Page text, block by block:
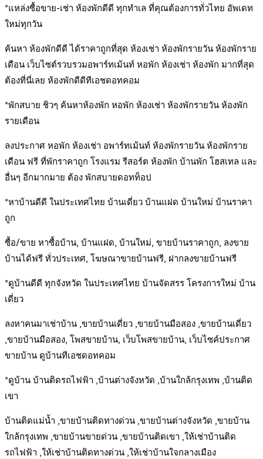
*แหล่งซื้อขาย-เช่า ห้องพักดีดี ทุกทำเล ที่คุณต้องการทั่วไทย อัพเดท
ใหม่ทุกวัน
ค้นหา ห้องพักดีดี ได้ราคาถูกที่สุด ห้องเช่า ห้องพักรายวัน ห้องพักราย
เดือน เว็บไซต์รวบรวมอพาร์ทเม้นท์ หอพัก ห้องเช่า ห้องพัก มากที่สุด
ต้องที่นี่เลย ห้องพักดีดีทีเอชดอทคอม
*พักสบาย ชิวๆ ค้นหาห้องพัก หอพัก ห้องเช่า ห้องพักรายวัน ห้องพัก
รายเดือน
ลงประกาศ หอพัก ห้องเช่า อพาร์ทเม้นท์ ห้องพักรายวัน ห้องพักราย
เดือน ฟรี ที่พักราคาถูก โรงแรม รีสอร์ต ห้องพัก บ้านพัก โฮสเทล และ
อื่นๆ อีกมากมาย ต้อง พักสบายดอทท็อป
*หาบ้านดีดี ในประเทศไทย บ้านเดี่ยว บ้านแฝด บ้านใหม่ บ้านราคา
ถูก
ซื้อ/ขาย หาซื้อบ้าน, บ้านแฝด, บ้านใหม่, ขายบ้านราคาถูก, ลงขาย
บ้านได้ฟรี ทั่วประเทศ, โฆษณาขายบ้านฟรี, ฝากลงขายบ้านฟรี
*ดูบ้านดีดี ทุกจังหวัด ในประเทศไทย บ้านจัดสรร โครงการใหม่ บ้าน
เดี่ยว
ลงหาคนมาเช่าบ้าน ,ขายบ้านเดี่ยว ,ขายบ้านมือสอง ,ขายบ้านเดี่ยว
,ขายบ้านมือสอง, โพสขายบ้าน, เว็บโพสขายบ้าน, เว็บไซค์ประกาศ
ขายบ้าน ดูบ้านทีเอชดอทคอม
*ดูบ้าน บ้านติดรถไฟฟ้า ,บ้านต่างจังหวัด ,บ้านใกล้กรุงเทพ ,บ้านติด
เขา
บ้านติดแม่น้ำ ,ขายบ้านติดทางด่วน ,ขายบ้านต่างจังหวัด ,ขายบ้าน
ใกล้กรุงเทพ ,ขายบ้านขายด่วน ,ขายบ้านติดเขา ,ให้เช่าบ้านติด
รถไฟฟ้า ,ให้เช่าบ้านติดทางด่วน ,ให้เช่าบ้านใจกลางเมือง